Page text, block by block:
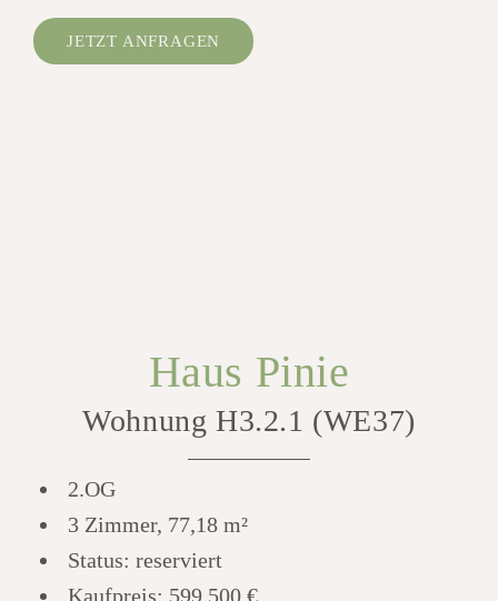
JETZT ANFRAGEN
Haus Pinie
Wohnung H3.2.1 (WE37)
2.OG
3 Zimmer, 77,18 m²
Status: reserviert
Kaufpreis: 599.500 €